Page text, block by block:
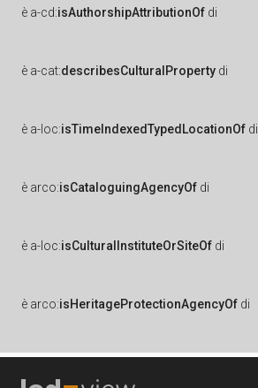
è a-cd:isAuthorshipAttributionOf di
è a-cat:describesCulturalProperty di
è a-loc:isTimeIndexedTypedLocationOf di
è arco:isCataloguingAgencyOf di
è a-loc:isCulturalInstituteOrSiteOf di
è arco:isHeritageProtectionAgencyOf di